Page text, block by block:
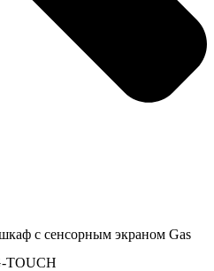
с сенсорным экраном Gas
TOUCH